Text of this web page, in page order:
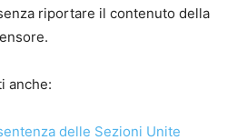
riportare il contenuto della
anche:
delle Sezioni Unite